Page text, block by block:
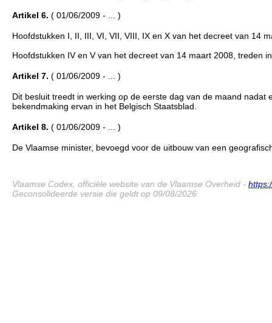
Artikel 6. ( 01/06/2009 - ... )
Hoofdstukken I, II, III, VI, VII, VIII, IX en X van het decreet van 14
Hoofdstukken IV en V van het decreet van 14 maart 2008, treden
Artikel 7. ( 01/06/2009 - ... )
Dit besluit treedt in werking op de eerste dag van de maand
bekendmaking ervan in het Belgisch Staatsblad.
Artikel 8. ( 01/06/2009 - ... )
De Vlaamse minister, bevoegd voor de uitbouw van een
Vlaamse Codex, officiële website van de Vlaamse Overheid -
Geconsolideerde versie die geldt op 09/08/2026